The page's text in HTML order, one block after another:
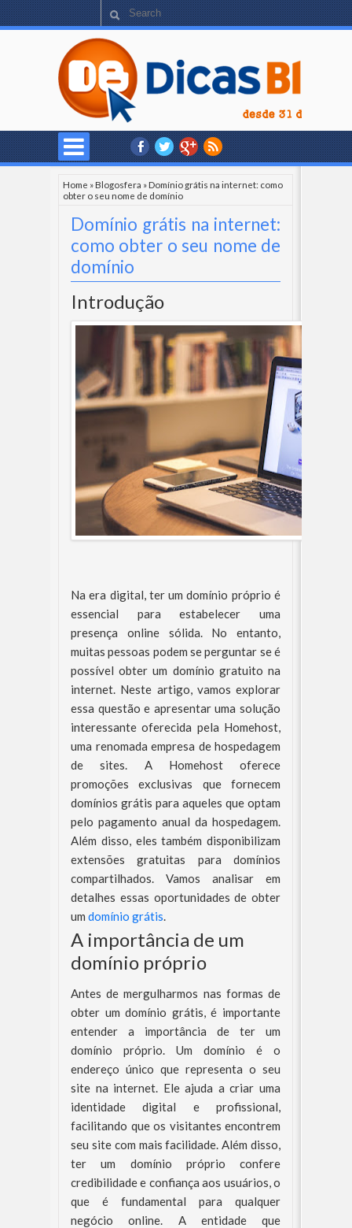
Home »Blogosfera »Domínio grátis na internet: como
obter o seu nome de domínio
Domínio grátis na internet:
como obter o seu nome de
domínio
Introdução
Na era digital, ter um domínio próprio é
essencial para estabelecer uma
presença online sólida. No entanto,
muitas pessoas podem se perguntar se é
possível obter um domínio gratuito na
internet. Neste artigo, vamos explorar
essa questão e apresentar uma solução
interessante oferecida pela Homehost,
uma renomada empresa de hospedagem
de sites. A Homehost oferece
promoções exclusivas que fornecem
domínios grátis para aqueles que optam
pelo pagamento anual da hospedagem.
Além disso, eles também disponibilizam
extensões gratuitas para domínios
compartilhados. Vamos analisar em
detalhes essas oportunidades de obter
um domínio grátis.
A importância de um
domínio próprio
Antes de mergulharmos nas formas de
obter um domínio grátis, é importante
entender a importância de ter um
domínio próprio. Um domínio é o
endereço único que representa o seu
site na internet. Ele ajuda a criar uma
identidade digital e profissional,
facilitando que os visitantes encontrem
seu site com mais facilidade. Além disso,
ter um domínio próprio confere
credibilidade e confiança aos usuários, o
que é fundamental para qualquer
negócio online. A entidade que